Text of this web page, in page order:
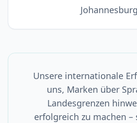
Johannesburg
Unsere internationale
uns, Marken über
Landesgrenzen
erfolgreich zu machen –